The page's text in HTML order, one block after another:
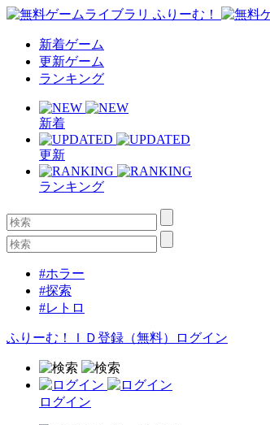
新着ゲーム
更新ゲーム
ランキング
新着
更新
ランキング
#ホラー
#探索
#レトロ
ふりーむ！ＩＤ登録（無料） ログイン
ログイン